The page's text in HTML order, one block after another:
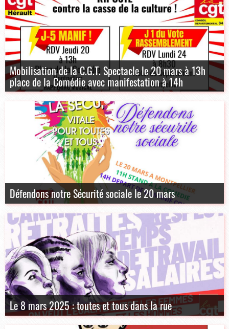
Mobilisation de la C.G.T. Spectacle le 20 mars à 13h
place de la Comédie avec manifestation à 14h
Défendons notre Sécurité sociale le 20 mars
Le 8 mars 2025 : toutes et tous dans la rue